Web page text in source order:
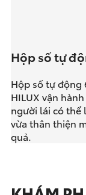
Hộp số tự
Hộp số tự động
HILUX vận
người lái có thể
vừa thân thiện
quả.